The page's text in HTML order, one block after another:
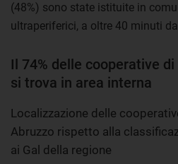
(48%) sono state istituite in
ultraperiferici, a oltre 40 minuti
Il 74% delle cooperative
si trova in area interna
Localizzazione delle
Abruzzo rispetto alla
ai Gal della regione